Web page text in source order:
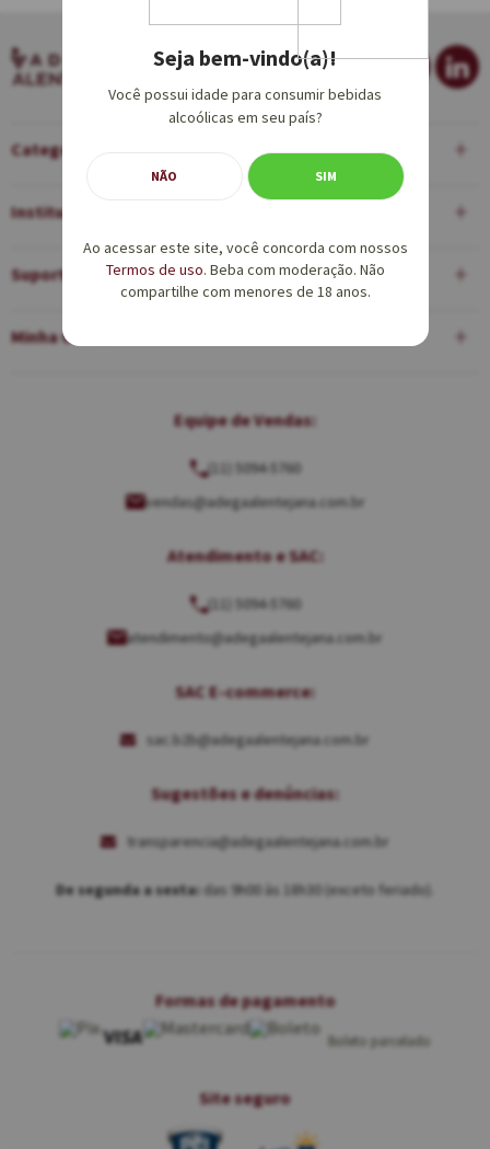
Categorias
Institucional
Suporte
Minha Conta
Equipe de Vendas:
(11) 5094-5760
vendas@adegaalentejana.com.br
Atendimento e SAC:
(11) 5094-5760
atendimento@adegaalentejana.com.br
SAC E-commerce:
sac.b2b@adegaalentejana.com.br
Sugestões e denúncias:
transparencia@adegaalentejana.com.br
De segunda a sexta: das 9h00 às 18h30 (exceto feriado).
Formas de pagamento
Boleto parcelado
Site seguro
Seja bem-vindo(a)!
Você possui idade para consumir bebidas
alcoólicas em seu país?
NÃO SIM
Ao acessar este site, você concorda com nossos
Termos de uso. Beba com moderação. Não
compartilhe com menores de 18 anos.